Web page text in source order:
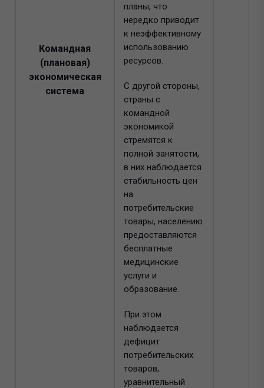
Командная
(плановая)
экономическая
система
планы, что
нередко приводит
к неэффективному
использованию
ресурсов.
С другой стороны,
страны с
командной
экономикой
стремятся к
полной занятости,
в них наблюдается
стабильность цен
на
потребительские
товары, населению
предоставляются
бесплатные
медицинские
услуги и
образование.
При этом
наблюдается
дефицит
потребительских
товаров,
уравнительный